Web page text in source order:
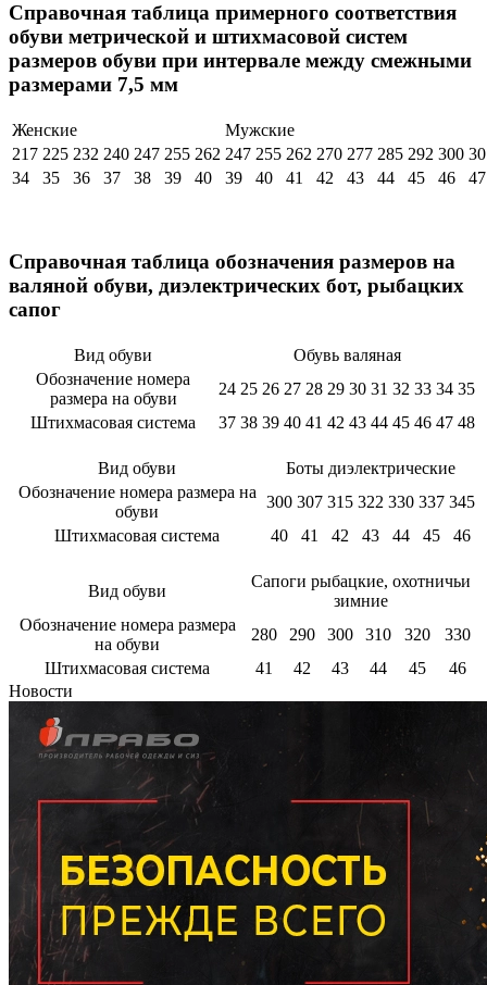
Справочная таблица примерного соответствия
обуви метрической и штихмасовой систем
размеров обуви при интервале между смежными
размерами 7,5 мм
Женские
Мужские
217 225 232 240 247 255 262 247 255 262 270 277 285 292 300
34
35 36 37 38 39 40 39 40 41 42 43 44 45 46 47
Справочная таблица обозначения размеров на
валяной обуви, диэлектрических бот, рыбацких
сапог
Вид обуви
Обувь валяная
Обозначение номера
размера на обуви
24 25 26 27 28 29 30 31 32 33 34 35
Штихмасовая система
37 38 39 40 41 42 43 44 45 46 47 48
Вид обуви
Боты диэлектрические
Обозначение номера размера на
обуви
300 307 315 322 330 337 345
Штихмасовая система
40 41 42 43 44 45 46
Вид обуви
Сапоги рыбацкие, охотничьи
зимние
Обозначение номера размера
на обуви
280 290 300 310 320
330
Штихмасовая система
41 42 43 44 45
46
Новости